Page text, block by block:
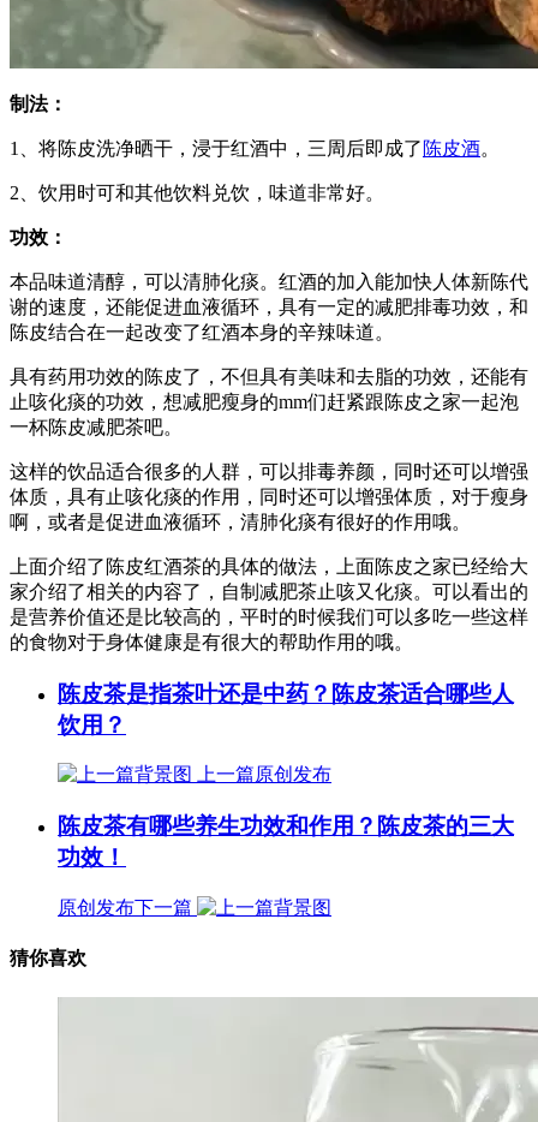
制法：
1、将陈皮洗净晒干，浸于红酒中，三周后即成了 陈皮酒。
2、饮用时可和其他饮料兑饮，味道非常好。
功效：
本品味道清醇，可以清肺化痰。红酒的加入能加快人体新陈代
谢的速度，还能促进血液循环，具有一定的减肥排毒功效，和
陈皮结合在一起改变了红酒本身的辛辣味道。
具有药用功效的陈皮了，不但具有美味和去脂的功效，还能有
止咳化痰的功效，想减肥瘦身的mm们赶紧跟陈皮之家一起泡
一杯陈皮减肥茶吧。
这样的饮品适合很多的人群，可以排毒养颜，同时还可以增强
体质，具有止咳化痰的作用，同时还可以增强体质，对于瘦身
啊，或者是促进血液循环，清肺化痰有很好的作用哦。
上面介绍了陈皮红酒茶的具体的做法，上面陈皮之家已经给大
家介绍了相关的内容了，自制减肥茶止咳又化痰。可以看出的
是营养价值还是比较高的，平时的时候我们可以多吃一些这样
的食物对于身体健康是有很大的帮助作用的哦。
陈皮茶是指茶叶还是中药？陈皮茶适合哪些人
饮用？
上一篇原创发布
陈皮茶有哪些养生功效和作用？陈皮茶的三大
功效！
原创发布下一篇
猜你喜欢